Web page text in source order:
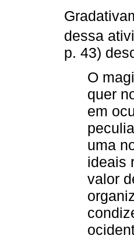
dessa
p. 43)
O
quer
em
uma
ideais
valor